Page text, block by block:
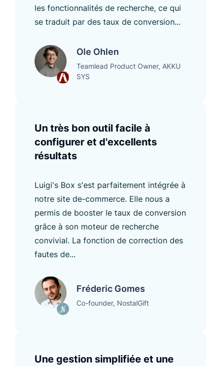
les fonctionnalités de recherche, ce qui
se traduit par des taux de conversion...
Ole Ohlen
Teamlead Product Owner, AKKU
SYS
Un très bon outil facile à
configurer et d'excellents
résultats
Luigi's Box s'est parfaitement intégrée à
notre site de-commerce. Elle nous a
permis de booster le taux de conversion
grâce à son moteur de recherche
convivial. La fonction de correction des
fautes de...
Fréderic Gomes
Co-founder, NostalGift
Une gestion simplifiée et une